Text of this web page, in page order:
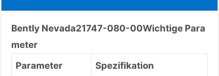
Bently Nevada21747-080-00Wichtige Para
meter
Parameter
Spezifikation